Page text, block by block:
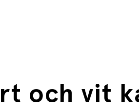
och vit